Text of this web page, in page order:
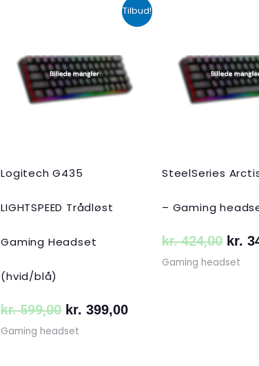
Tilbud!
Logitech G435
LIGHTSPEED Trådløst
Gaming Headset
(hvid/blå)
kr.599,00
oprindelige
var:
kr. 599,00.
kr. 399,00
Den
aktuelle
kr. 399,00.
Gaming headset
SteelSeries
– Gaming
kr.424,00
var:
kr.
kr.
Gaming headset